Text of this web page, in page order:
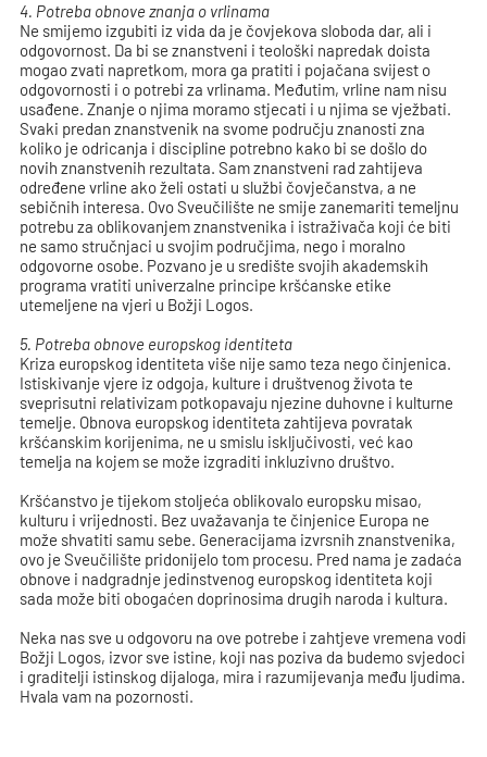
4. Potreba obnove znanja o vrlinama
Ne smijemo izgubiti iz vida da je čovjekova sloboda dar, ali i
odgovornost. Da bi se znanstveni i teološki napredak doista
mogao zvati napretkom, mora ga pratiti i pojačana svijest o
odgovornosti i o potrebi za vrlinama. Međutim, vrline nam nisu
usađene. Znanje o njima moramo stjecati i u njima se vježbati.
Svaki predan znanstvenik na svome području znanosti zna
koliko je odricanja i discipline potrebno kako bi se došlo do
novih znanstvenih rezultata. Sam znanstveni rad zahtijeva
određene vrline ako želi ostati u službi čovječanstva, a ne
sebičnih interesa. Ovo Sveučilište ne smije zanemariti temeljnu
potrebu za oblikovanjem znanstvenika i istraživača koji će biti
ne samo stručnjaci u svojim područjima, nego i moralno
odgovorne osobe. Pozvano je u središte svojih akademskih
programa vratiti univerzalne principe kršćanske etike
utemeljene na vjeri u Božji Logos.
5. Potreba obnove europskog identiteta
Kriza europskog identiteta više nije samo teza nego činjenica.
Istiskivanje vjere iz odgoja, kulture i društvenog života te
sveprisutni relativizam potkopavaju njezine duhovne i kulturne
temelje. Obnova europskog identiteta zahtijeva povratak
kršćanskim korijenima, ne u smislu isključivosti, već kao
temelja na kojem se može izgraditi inkluzivno društvo.
Kršćanstvo je tijekom stoljeća oblikovalo europsku misao,
kulturu i vrijednosti. Bez uvažavanja te činjenice Europa ne
može shvatiti samu sebe. Generacijama izvrsnih znanstvenika,
ovo je Sveučilište pridonijelo tom procesu. Pred nama je zadaća
obnove i nadgradnje jedinstvenog europskog identiteta koji
sada može biti obogaćen doprinosima drugih naroda i kultura.
Neka nas sve u odgovoru na ove potrebe i zahtjeve vremena vodi
Božji Logos, izvor sve istine, koji nas poziva da budemo svjedoci
i graditelji istinskog dijaloga, mira i razumijevanja među ljudima.
Hvala vam na pozornosti.